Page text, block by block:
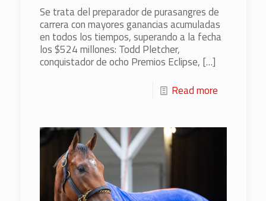
Se trata del preparador de purasangres de
carrera con mayores ganancias acumuladas
en todos los tiempos, superando a la fecha
los $524 millones: Todd Pletcher,
conquistador de ocho Premios Eclipse, […]
Read more